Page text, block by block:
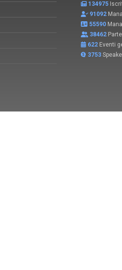
134975
91092
55590
38462
622 Eventi
3753